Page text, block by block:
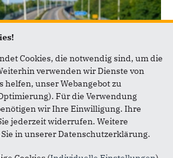
Prüfungsergebnissen
Prüfung der Autobahn GmbH
des Projekts, stellen die
Cookies, die notwendig sind, um die
verwenden wir Dienste von
helfen, unser Webangebot zu
Für die Verwendung
wir Ihre Einwilligung. Ihre
jederzeit widerrufen. Weitere
in unserer Datenschutzerklärung.